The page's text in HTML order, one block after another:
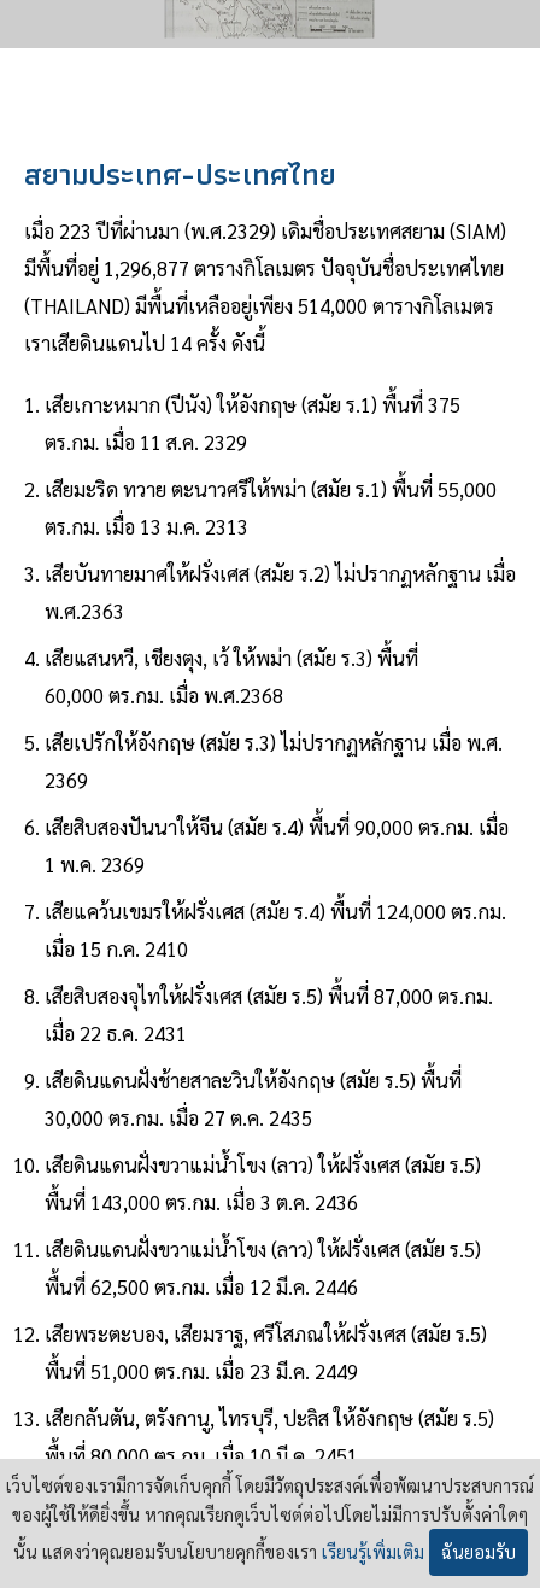
สยามประเทศ-ประเทศไทย
เมื่อ 223 ปีที่ผ่านมา (พ.ศ.2329) เดิมชื่อประเทศสยาม (SIAM)
มีพื้นที่อยู่ 1,296,877 ตารางกิโลเมตร ปัจจุบันชื่อประเทศไทย
(THAILAND) มีพื้นที่เหลืออยู่เพียง 514,000 ตารางกิโลเมตร
เราเสียดินแดนไป 14 ครั้ง ดังนี้
เสียเกาะหมาก (ปีนัง) ให้อังกฤษ (สมัย ร.1) พื้นที่ 375
ตร.กม. เมื่อ 11 ส.ค. 2329
เสียมะริด ทวาย ตะนาวศรีให้พม่า (สมัย ร.1) พื้นที่ 55,000
ตร.กม. เมื่อ 13 ม.ค. 2313
เสียบันทายมาศให้ฝรั่งเศส (สมัย ร.2) ไม่ปรากฏหลักฐาน เมื่อ
พ.ศ.2363
เสียแสนหวี, เชียงตุง, เว้ ให้พม่า (สมัย ร.3) พื้นที่
60,000 ตร.กม. เมื่อ พ.ศ.2368
เสียเปรักให้อังกฤษ (สมัย ร.3) ไม่ปรากฏหลักฐาน เมื่อ พ.ศ.
2369
เสียสิบสองปันนาให้จีน (สมัย ร.4) พื้นที่ 90,000 ตร.กม. เมื่อ
1 พ.ค. 2369
เสียแคว้นเขมรให้ฝรั่งเศส (สมัย ร.4) พื้นที่ 124,000 ตร.กม.
เมื่อ 15 ก.ค. 2410
เสียสิบสองจุไทให้ฝรั่งเศส (สมัย ร.5) พื้นที่ 87,000 ตร.กม.
เมื่อ 22 ธ.ค. 2431
เสียดินแดนฝั่งช้ายสาละวินให้อังกฤษ (สมัย ร.5) พื้นที่
30,000 ตร.กม. เมื่อ 27 ต.ค. 2435
เสียดินแดนฝั่งขวาแม่น้ำโขง (ลาว) ให้ฝรั่งเศส (สมัย ร.5)
พื้นที่ 143,000 ตร.กม. เมื่อ 3 ต.ค. 2436
เสียดินแดนฝั่งขวาแม่น้ำโขง (ลาว) ให้ฝรั่งเศส (สมัย ร.5)
พื้นที่ 62,500 ตร.กม. เมื่อ 12 มี.ค. 2446
เสียพระตะบอง, เสียมราฐ, ศรีโสภณให้ฝรั่งเศส (สมัย ร.5)
พื้นที่ 51,000 ตร.กม. เมื่อ 23 มี.ค. 2449
เสียกลันตัน, ตรังกานู, ไทรบุรี, ปะลิส ให้อังกฤษ (สมัย ร.5)
พื้นที่ 80,000 ตร.กม. เมื่อ 10 มี.ค. 2451
เสียเขาพระวิหารให้เขมร 2 กม .2แพ้คดี เมื่อ 15 มี.ค. 2504
รวมถูกยึดครอง 13 ครั้ง แพ้คดี 1 ครั้ง เป็น 14 ครั้ง หวังเป็น
เว็บไซต์ของเรามีการจัดเก็บคุกกี้ โดยมีวัตถุประสงค์เพื่อพัฒนาประสบการณ์
ของผู้ใช้ให้ดียิ่งขึ้น หากคุณเรียกดูเว็บไซต์ต่อไปโดยไม่มีการปรับตั้งค่าใดๆ
นั้น แสดงว่าคุณยอมรับนโยบายคุกกี้ของเรา เรียนรู้เพิ่มเติม ฉันยอมรับ